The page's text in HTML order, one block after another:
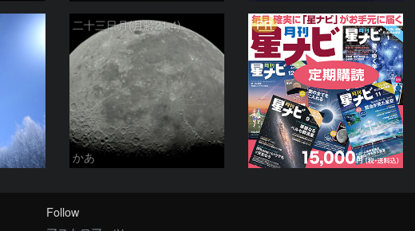
二十三日月(月齢21.4)
かあ
PR
Follow